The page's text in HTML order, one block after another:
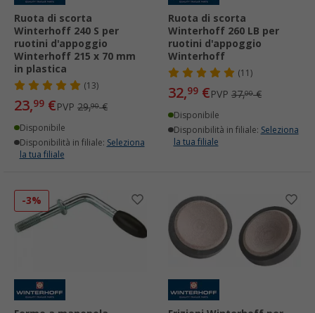
Ruota di scorta
Winterhoff 240 S per
ruotini d'appoggio
Winterhoff 215 x 70 mm
in plastica
(13)
23,99 €PVP 29,90€
Disponibile
Disponibilità in filiale: Seleziona
la tua filiale
Ruota di scorta
Winterhoff 260 LB per
ruotini d'appoggio
Winterhoff
(11)
32,99 €PVP 37,00€
Disponibile
Disponibilità in filiale: Seleziona
la tua filiale
-3%